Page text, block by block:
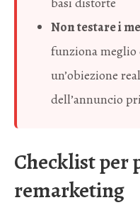
Non testare i
funziona meglio
un’obiezione
dell’annuncio
Checklist per
remarketing